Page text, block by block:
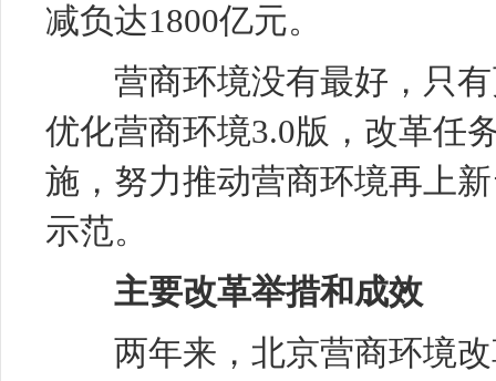
减负达1800亿元。
营商环境没有最好，只有
优化营商环境3.0版，改革任
施，努力推动营商环境再上
示范。
主要改革举措和成效
两年来，北京营商环境改